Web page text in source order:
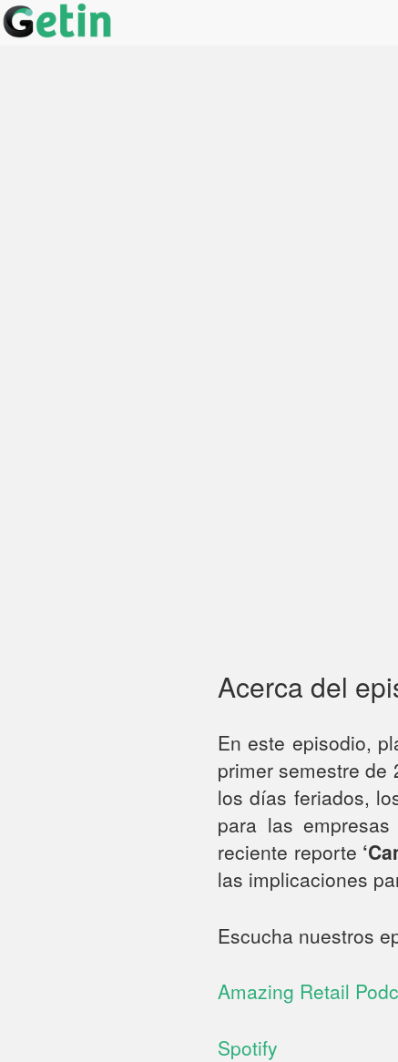
Acerca del
En este episodio,
primer semestre de
los días feriados,
para las
reciente reporte
las implicaciones
Escucha nuestros
Amazing Retail
Spotify